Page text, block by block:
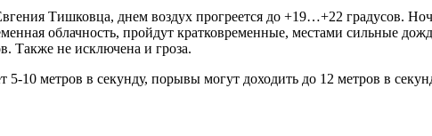
Тишковца, днем воздух прогреется до +19…+22 градусов.
облачность, пройдут кратковременные, местами сильные
Также не исключена и гроза.
5-10 метров в секунду, порывы могут доходить до 12 метров в